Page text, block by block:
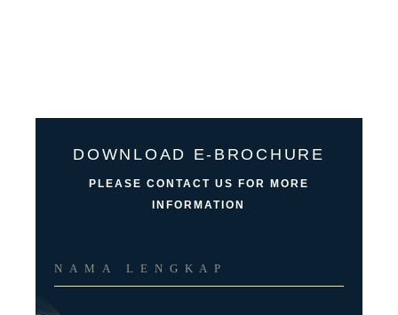
DOWNLOAD E-BROCHURE
PLEASE CONTACT US FOR MORE
INFORMATION